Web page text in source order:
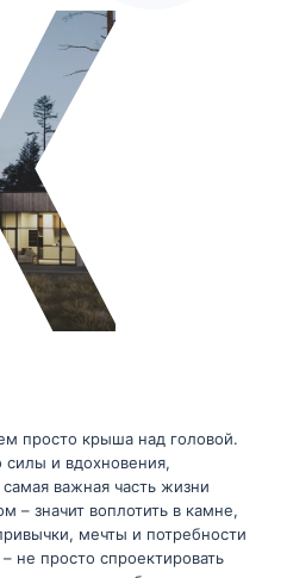
просто крыша над головой.
силы и вдохновения,
важная часть жизни
– значит воплотить в камне,
мечты и потребности
не просто спроектировать